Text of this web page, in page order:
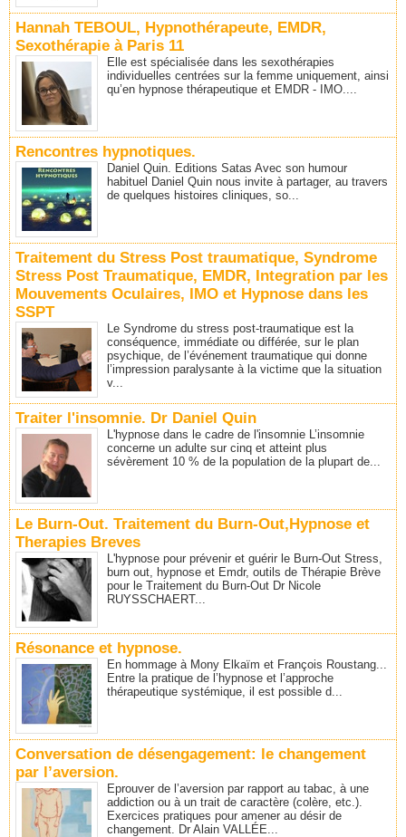
Hannah TEBOUL, Hypnothérapeute, EMDR,
Sexothérapie à Paris 11
Elle est spécialisée dans les sexothérapies
individuelles centrées sur la femme uniquement, ainsi
qu’en hypnose thérapeutique et EMDR - IMO....
Rencontres hypnotiques.
Daniel Quin. Editions Satas Avec son humour
habituel Daniel Quin nous invite à partager, au travers
de quelques histoires cliniques, so...
Traitement du Stress Post traumatique, Syndrome
Stress Post Traumatique, EMDR, Integration par les
Mouvements Oculaires, IMO et Hypnose dans les
SSPT
Le Syndrome du stress post-traumatique est la
conséquence, immédiate ou différée, sur le plan
psychique, de l’événement traumatique qui donne
l’impression paralysante à la victime que la situation
v...
Traiter l'insomnie. Dr Daniel Quin
L'hypnose dans le cadre de l'insomnie L’insomnie
concerne un adulte sur cinq et atteint plus
sévèrement 10 % de la population de la plupart de...
Le Burn-Out. Traitement du Burn-Out,Hypnose et
Therapies Breves
L'hypnose pour prévenir et guérir le Burn-Out Stress,
burn out, hypnose et Emdr, outils de Thérapie Brève
pour le Traitement du Burn-Out Dr Nicole
RUYSSCHAERT...
Résonance et hypnose.
En hommage à Mony Elkaïm et François Roustang...
Entre la pratique de l’hypnose et l’approche
thérapeutique systémique, il est possible d...
Conversation de désengagement: le changement
par l’aversion.
Eprouver de l’aversion par rapport au tabac, à une
addiction ou à un trait de caractère (colère, etc.).
Exercices pratiques pour amener au désir de
changement. Dr Alain VALLÉE...